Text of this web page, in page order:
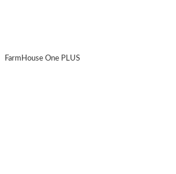
FarmHouse One PLUS